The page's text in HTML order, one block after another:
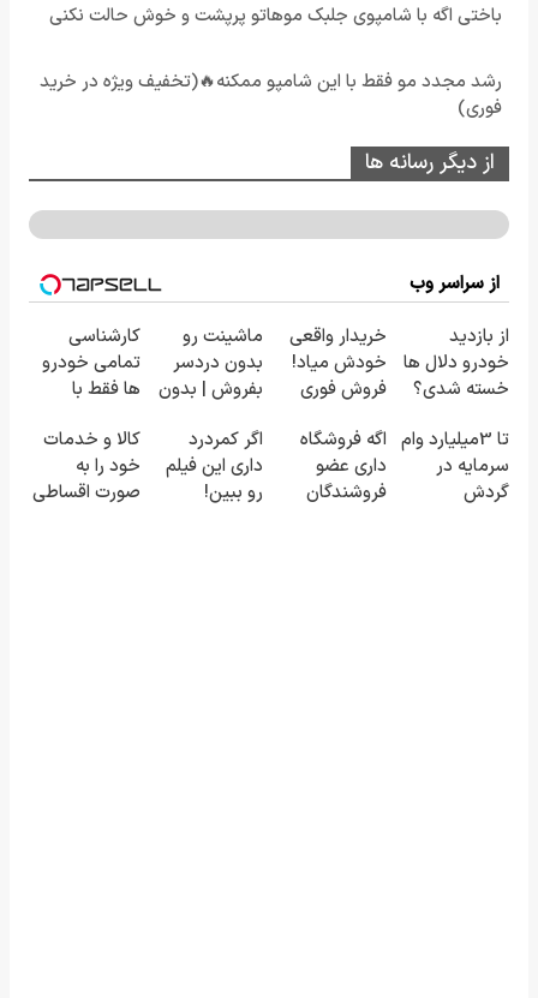
باختی اگه با شامپوی جلبک موهاتو پرپشت و خوش حالت نکنی
رشد مجدد مو فقط با این شامپو ممکنه🔥(تخفیف ویژه در خرید
فوری)
از دیگر رسانه ها
از سراسر وب
از بازدید
خودرو دلال ها
خسته شدی؟
ماشینت رو
اینجا ثبت کن
خریدار واقعی
خودش میاد!
فروش فوری
همراه مکانیک
ماشینت رو
بدون دردسر
بفروش | بدون
کارشناسی
تمامی خودرو
ها فقط با
تومان
تا 3میلیارد وام
سرمایه در
گردش
اگه فروشگاه
داری عضو
فروشندگان
اگر کمردرد
داری این فیلم
رو ببین!
کالا و خدمات
خود را به
صورت اقساطی